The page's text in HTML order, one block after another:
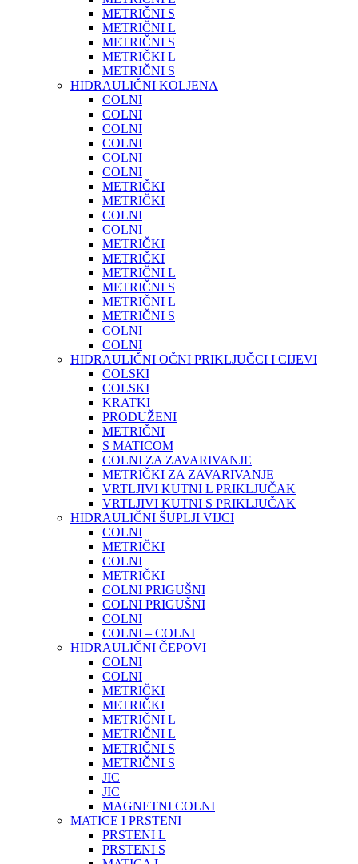
METRIČNI S
METRIČNI L
METRIČNI S
METRIČKI L
METRIČNI S
HIDRAULIČNI KOLJENA
COLNI
COLNI
COLNI
COLNI
COLNI
COLNI
METRIČKI
METRIČKI
COLNI
COLNI
METRIČKI
METRIČKI
METRIČNI L
METRIČNI S
METRIČNI L
METRIČNI S
COLNI
COLNI
HIDRAULIČNI OČNI PRIKLJUČCI I CIJEVI
COLSKI
COLSKI
KRATKI
PRODUŽENI
METRIČNI
S MATICOM
COLNI ZA ZAVARIVANJE
METRIČKI ZA ZAVARIVANJE
VRTLJIVI KUTNI L PRIKLJUČAK
VRTLJIVI KUTNI S PRIKLJUČAK
HIDRAULIČNI ŠUPLJI VIJCI
COLNI
METRIČKI
COLNI
METRIČKI
COLNI PRIGUŠNI
COLNI PRIGUŠNI
COLNI
COLNI – COLNI
HIDRAULIČNI ČEPOVI
COLNI
COLNI
METRIČKI
METRIČKI
METRIČNI L
METRIČNI L
METRIČNI S
METRIČNI S
JIC
JIC
MAGNETNI COLNI
MATICE I PRSTENI
PRSTENI L
PRSTENI S